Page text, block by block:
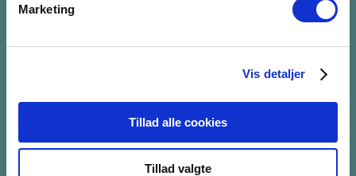
Marketing
Vis detaljer
Tillad alle cookies
Tillad valgte
PERSONDATAPOLITIK
GENVEJE